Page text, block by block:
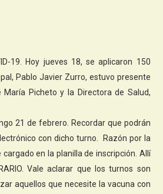
19. Hoy jueves 18, se aplicaron 150
Pablo Javier Zurro, estuvo presente
Picheto y la Directora de Salud,
21 de febrero. Recordar que podrán
con dicho turno. Razón por la
en la planilla de inscripción. Allí
Vale aclarar que los turnos son
aquellos que necesite la vacuna con